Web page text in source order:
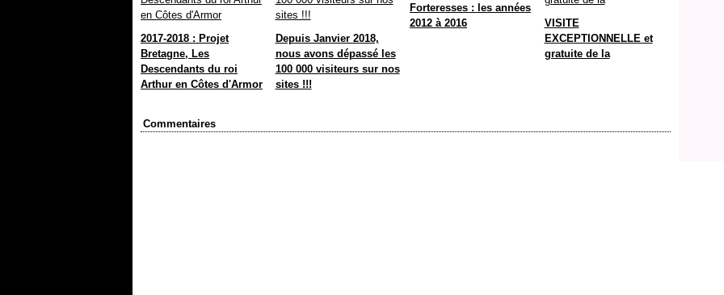
2017-2018 : Projet
Bretagne, Les
Descendants du roi
Arthur en Côtes d'Armor
Depuis Janvier 2018,
nous avons dépassé les
100 000 visiteurs sur nos
sites !!!
Forteresses : les années
2012 à 2016
VISITE
EXCEPTIONNELLE et
gratuite de la
Commentaires